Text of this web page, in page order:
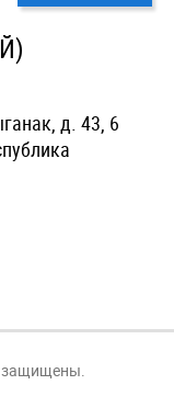
д. 43, 6
защищены.